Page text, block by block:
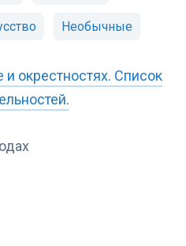
Необычные
окрестностях. Список